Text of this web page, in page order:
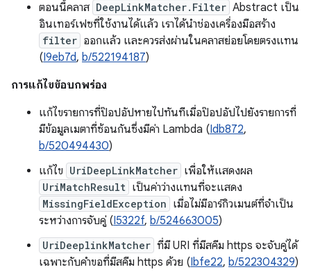
ตอนนี้คลาส DeepLinkMatcher.Filter Abstract เป็น
อินเทอร์เฟซที่ใช้งานได้แล้ว เราได้นำช่องเครื่องมือสร้าง
filter ออกแล้ว และควรส่งผ่านในคลาสย่อยโดยตรงแทน
(I9eb7d, b/522194187)
การแก้ไขข้อบกพร่อง
แก้ไขรายการที่ป๊อปอัปหายไปทันทีเมื่อป๊อปอัปไปยังรายการที่
มีข้อมูลเมตาที่ซ้อนกันซึ่งมีค่า Lambda (Idb872,
b/520494430)
แก้ไข UriDeepLinkMatcher เพื่อให้แสดงผล
UriMatchResult เป็นค่าว่างแทนที่จะแสดง
MissingFieldException เมื่อไม่มีอาร์กิวเมนต์ที่จำเป็น
ระหว่างการจับคู่ (I5322f, b/524663005)
UriDeeplinkMatcher ที่มี URI ที่มีสคีม https จะจับคู่ได้
เฉพาะกับคำขอที่มีสคีม https ด้วย (Ibfe22, b/522304329)